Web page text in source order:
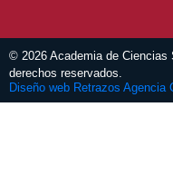
© 2026 Academia de Ciencias
derechos reservados.
Diseño web Retrazos Agencia